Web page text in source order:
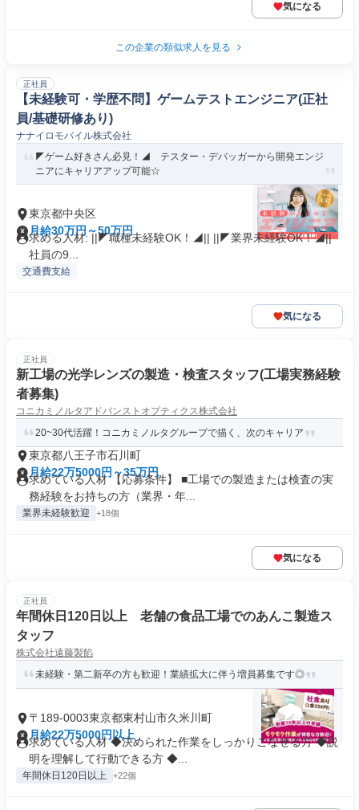
気になる
この企業の類似求人を見る
正社員
【未経験可・学歴不問】ゲームテストエンジニア(正社
員/基礎研修あり)
ナナイロモバイル株式会社
◤ゲーム好きさん必見！◢ テスター・デバッガーから開発エンジ
ニアにキャリアアップ可能☆
東京都中央区
月給30万円～50万円
求める人材: ||◤職種未経験OK！◢|| ||◤業界未経験OK！◢||
社員の9...
交通費支給
気になる
正社員
新工場の光学レンズの製造・検査スタッフ(工場実務経験
者募集)
コニカミノルタアドバンストオプティクス株式会社
20~30代活躍！コニカミノルタグループで描く、次のキャリア
東京都八王子市石川町
月給22万5000円～35万円
求めている人材 【応募条件】 ■工場での製造または検査の実
務経験をお持ちの方（業界・年...
業界未経験歓迎 +18個
気になる
正社員
年間休日120日以上 老舗の食品工場でのあんこ製造ス
タッフ
株式会社遠藤製餡
未経験・第二新卒の方も歓迎！業績拡大に伴う増員募集です◎
〒189-0003東京都東村山市久米川町
月給22万5000円以上
求めている人材 ◆決められた作業をしっかりこなせる方 ◆説
明を理解して行動できる方 ◆...
年間休日120日以上 +22個